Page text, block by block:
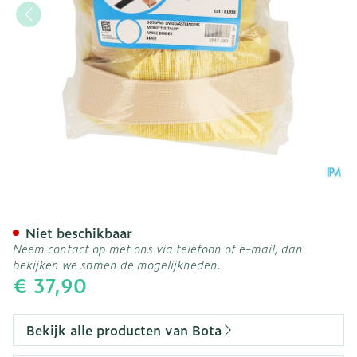
€ 37,90
Niet beschikbaar
Neem contact op met ons via telefoon of e-mail, dan
bekijken we samen de mogelijkheden.
Bekijk alle producten van Bota